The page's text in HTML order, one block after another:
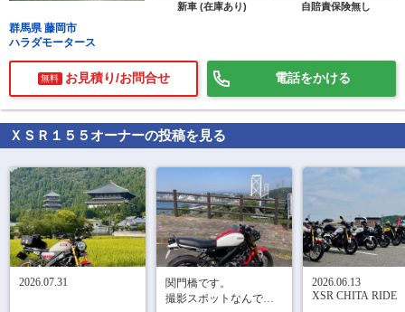
新車 (在庫あり)
自賠責保険無し
群馬県 藤岡市
ハラダモータース
無料 お見積り/お問合せ 電話をかける
ＸＳＲ１５５ オーナーの投稿を見る
2026.07.31
関門橋です。
撮影スポットなんです
2026.06.13
XSR CHITA RIDE
車種選択するだけ、かんたん相場検索
まずはメーカーを選択する
排気量
車種